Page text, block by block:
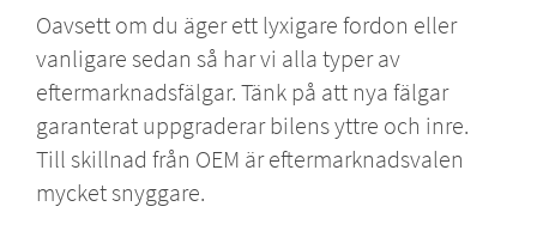
Oavsett om du äger ett lyxigare fordon eller
vanligare sedan så har vi alla typer av
eftermarknadsfälgar. Tänk på att nya fälgar
garanterat uppgraderar bilens yttre och inre.
Till skillnad från OEM är eftermarknadsvalen
mycket snyggare.